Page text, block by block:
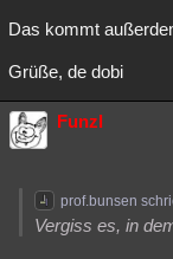
Das kommt
Grüße, de dobi
Funzl
prof.bunsen
Vergiss es, in